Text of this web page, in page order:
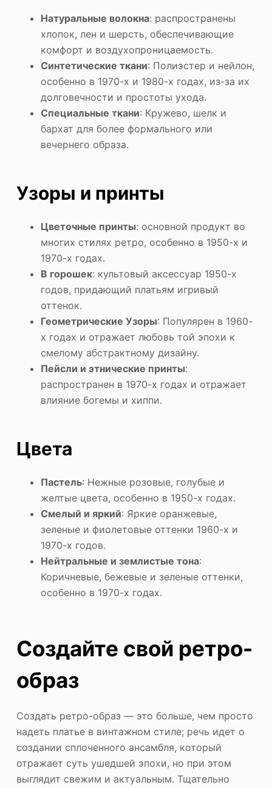
Натуральные волокна: распространены
хлопок, лен и шерсть, обеспечивающие
комфорт и воздухопроницаемость.
Синтетические ткани: Полиэстер и нейлон,
особенно в 1970-х и 1980-х годах, из-за их
долговечности и простоты ухода.
Специальные ткани: Кружево, шелк и
бархат для более формального или
вечернего образа.
Узоры и принты
Цветочные принты: основной продукт во
многих стилях ретро, особенно в 1950-х и
1970-х годах.
В горошек: культовый аксессуар 1950-х
годов, придающий платьям игривый
оттенок.
Геометрические Узоры: Популярен в 1960-
х годах и отражает любовь той эпохи к
смелому абстрактному дизайну.
Пейсли и этнические принты:
распространен в 1970-х годах и отражает
влияние богемы и хиппи.
Цвета
Пастель: Нежные розовые, голубые и
желтые цвета, особенно в 1950-х годах.
Смелый и яркий: Яркие оранжевые,
зеленые и фиолетовые оттенки 1960-х и
1970-х годов.
Нейтральные и землистые тона:
Коричневые, бежевые и зеленые оттенки,
особенно в 1970-х годах.
Создайте свой ретро-
образ
Создать ретро-образ — это больше, чем просто
надеть платье в винтажном стиле; речь идет о
создании сплоченного ансамбля, который
отражает суть ушедшей эпохи, но при этом
выглядит свежим и актуальным. Тщательно